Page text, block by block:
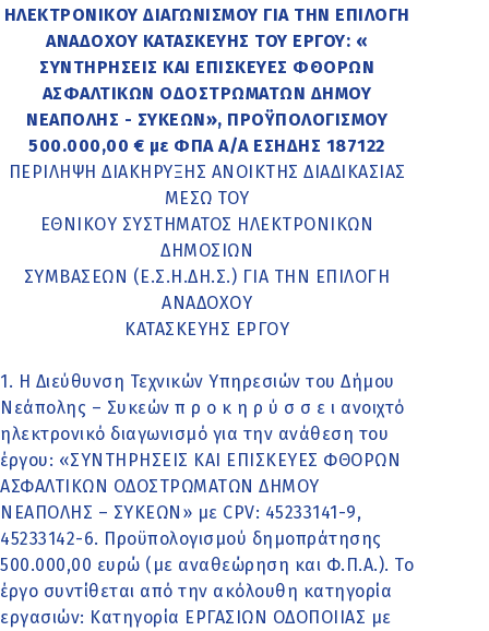
ΗΛΕΚΤΡΟΝΙΚΟΥ ΔΙΑΓΩΝΙΣΜΟΥ ΓΙΑ ΤΗΝ ΕΠΙΛΟΓΗ
ΑΝΑΔΟΧΟΥ ΚΑΤΑΣΚΕΥΗΣ ΤΟΥ ΕΡΓΟΥ: «
ΣΥΝΤΗΡΗΣΕΙΣ ΚΑΙ ΕΠΙΣΚΕΥΕΣ ΦΘΟΡΩΝ
ΑΣΦΑΛΤΙΚΩΝ ΟΔΟΣΤΡΩΜΑΤΩΝ ΔΗΜΟΥ
ΝΕΑΠΟΛΗΣ - ΣΥΚΕΩΝ», ΠΡΟΫΠΟΛΟΓΙΣΜΟΥ
500.000,00 € με ΦΠΑ Α/Α ΕΣΗΔΗΣ 187122
ΠΕΡΙΛΗΨΗ ΔΙΑΚΗΡΥΞΗΣ ΑΝΟΙΚΤΗΣ ΔΙΑΔΙΚΑΣΙΑΣ
ΜΕΣΩ ΤΟΥ
ΕΘΝΙΚΟΥ ΣΥΣΤΗΜΑΤΟΣ ΗΛΕΚΤΡΟΝΙΚΩΝ
ΔΗΜΟΣΙΩΝ
ΣΥΜΒΑΣΕΩΝ (Ε.Σ.Η.ΔΗ.Σ.) ΓΙΑ ΤΗΝ ΕΠΙΛΟΓΗ
ΑΝΑΔΟΧΟΥ
ΚΑΤΑΣΚΕΥΗΣ ΕΡΓΟΥ
1. Η Διεύθυνση Τεχνικών Υπηρεσιών του Δήμου
Νεάπολης – Συκεών π ρ ο κ η ρ ύ σ σ ε ι ανοιχτό
ηλεκτρονικό διαγωνισμό για την ανάθεση του
έργου: «ΣΥΝΤΗΡΗΣΕΙΣ ΚΑΙ ΕΠΙΣΚΕΥΕΣ ΦΘΟΡΩΝ
ΑΣΦΑΛΤΙΚΩΝ ΟΔΟΣΤΡΩΜΑΤΩΝ ΔΗΜΟΥ
ΝΕΑΠΟΛΗΣ – ΣΥΚΕΩΝ» με CPV: 45233141-9,
45233142-6. Προϋπολογισμού δημοπράτησης
500.000,00 ευρώ (με αναθεώρηση και Φ.Π.Α.). Το
έργο συντίθεται από την ακόλουθη κατηγορία
εργασιών: Κατηγορία ΕΡΓΑΣΙΩΝ ΟΔΟΠΟΙΙΑΣ με